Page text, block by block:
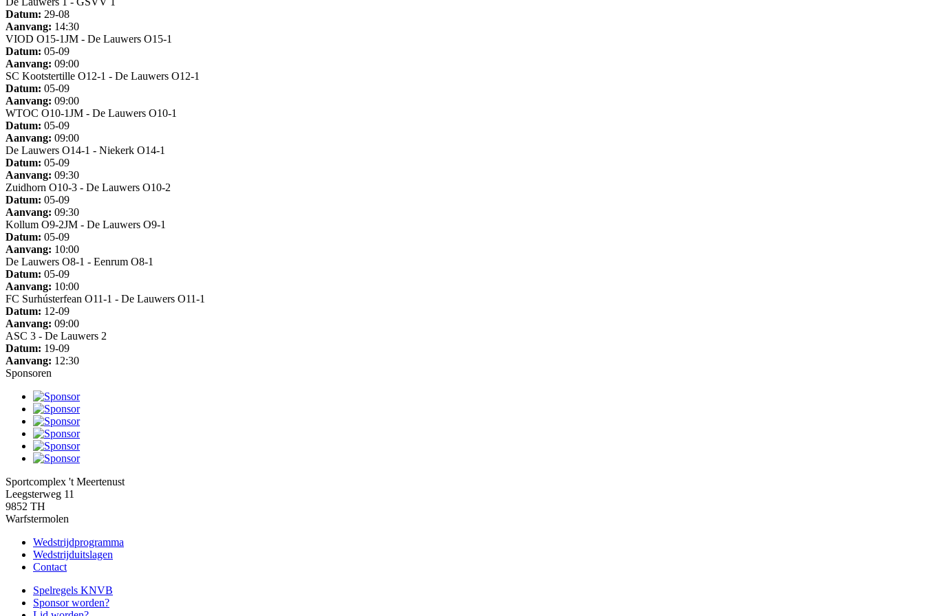
Datum: 29-08
Aanvang: 14:30
VIOD O15-1JM - De Lauwers O15-1
Datum: 05-09
Aanvang: 09:00
SC Kootstertille O12-1 - De Lauwers O12-1
Datum: 05-09
Aanvang: 09:00
WTOC O10-1JM - De Lauwers O10-1
Datum: 05-09
Aanvang: 09:00
De Lauwers O14-1 - Niekerk O14-1
Datum: 05-09
Aanvang: 09:30
Zuidhorn O10-3 - De Lauwers O10-2
Datum: 05-09
Aanvang: 09:30
Kollum O9-2JM - De Lauwers O9-1
Datum: 05-09
Aanvang: 10:00
De Lauwers O8-1 - Eenrum O8-1
Datum: 05-09
Aanvang: 10:00
FC Surhústerfean O11-1 - De Lauwers O11-1
Datum: 12-09
Aanvang: 09:00
ASC 3 - De Lauwers 2
Datum: 19-09
Aanvang: 12:30
Sponsoren
Sportcomplex 't Meertenust
Leegsterweg 11
9852 TH
Warfstermolen
Wedstrijdprogramma
Wedstrijduitslagen
Contact
Spelregels KNVB
Sponsor worden?